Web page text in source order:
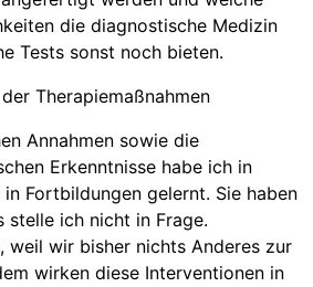
die diagnostische Medizin
Tests sonst noch bieten.
Therapiemaßnahmen
Annahmen sowie die
Erkenntnisse habe ich in
Fortbildungen gelernt. Sie haben
stelle ich nicht in Frage.
weil wir bisher nichts Anderes zur
wirken diese Interventionen in